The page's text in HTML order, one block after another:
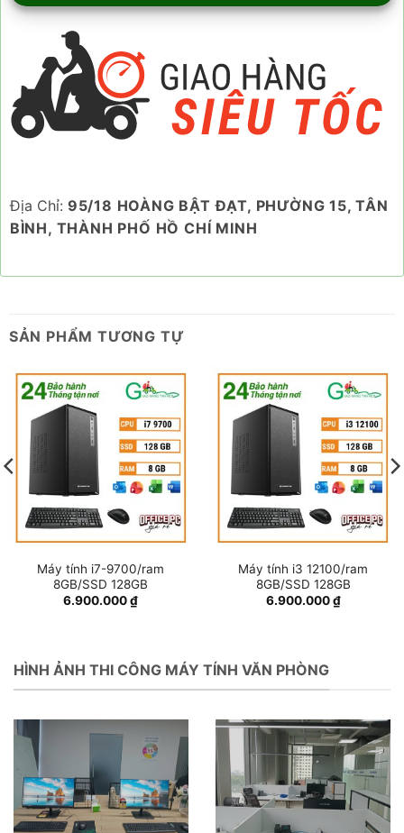
Địa Chỉ: 95/18 HOÀNG BẬT ĐẠT, PHƯỜNG 15, TÂN
BÌNH, THÀNH PHỐ HỒ CHÍ MINH
SẢN PHẨM TƯƠNG TỰ
Máy tính i7-9700/ram
8GB/SSD 128GB
6.900.000₫
Máy tính i3 12100/ram
8GB/SSD 128GB
6.900.000₫
HÌNH ẢNH THI CÔNG MÁY TÍNH VĂN PHÒNG